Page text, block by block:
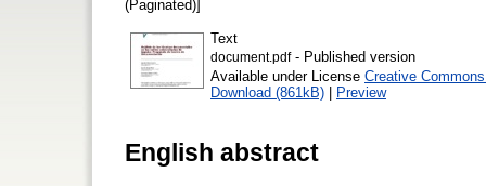
(Paginated)]
Text
document.pdf- Published version
Available under License Creative
Download (861kB) | Preview
English abstract